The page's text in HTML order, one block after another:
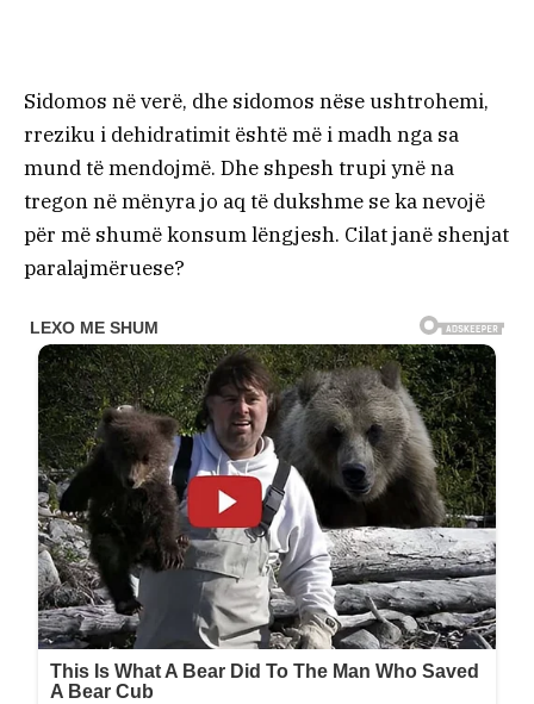
Sidomos në verë, dhe sidomos nëse ushtrohemi,
rreziku i dehidratimit është më i madh nga sa
mund të mendojmë. Dhe shpesh trupi ynë na
tregon në mënyra jo aq të dukshme se ka nevojë
për më shumë konsum lëngjesh. Cilat janë shenjat
paralajmëruese?